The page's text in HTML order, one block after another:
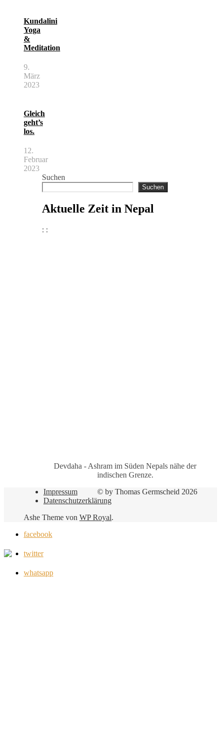
Kundalini
Yoga
&
Meditation
9.
März
2023
Gleich
geht’s
los.
12.
Februar
2023
Suchen
Suchen
Aktuelle Zeit in Nepal
: :
Devdaha - Ashram im Süden Nepals nähe der
indischen Grenze.
© by Thomas Germscheid 2026
Impressum
Datenschutzerklärung
Ashe Theme von WP Royal.
facebook
twitter
whatsapp